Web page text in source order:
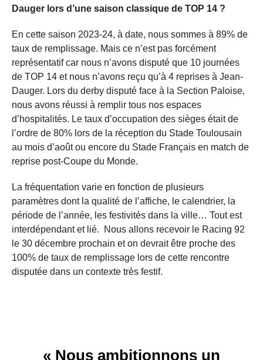
Dauger lors d’une saison classique de TOP 14 ?
En cette saison 2023-24, à date, nous sommes à 89% de
taux de remplissage. Mais ce n’est pas forcément
représentatif car nous n’avons disputé que 10 journées
de TOP 14 et nous n’avons reçu qu’à 4 reprises à Jean-
Dauger. Lors du derby disputé face à la Section Paloise,
nous avons réussi à remplir tous nos espaces
d’hospitalités. Le taux d’occupation des sièges était de
l’ordre de 80% lors de la réception du Stade Toulousain
au mois d’août ou encore du Stade Français en match de
reprise post-Coupe du Monde.
La fréquentation varie en fonction de plusieurs
paramètres dont la qualité de l’affiche, le calendrier, la
période de l’année, les festivités dans la ville… Tout est
interdépendant et lié. Nous allons recevoir le Racing 92
le 30 décembre prochain et on devrait être proche des
100% de taux de remplissage lors de cette rencontre
disputée dans un contexte très festif.
« Nous ambitionnons un